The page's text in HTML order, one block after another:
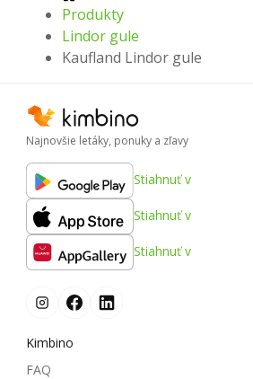
Produkty
Lindor gule
Kaufland Lindor gule
Najnovšie letáky, ponuky a zľavy
Stiahnuť v
Stiahnuť v
Stiahnuť v
Kimbino
FAQ